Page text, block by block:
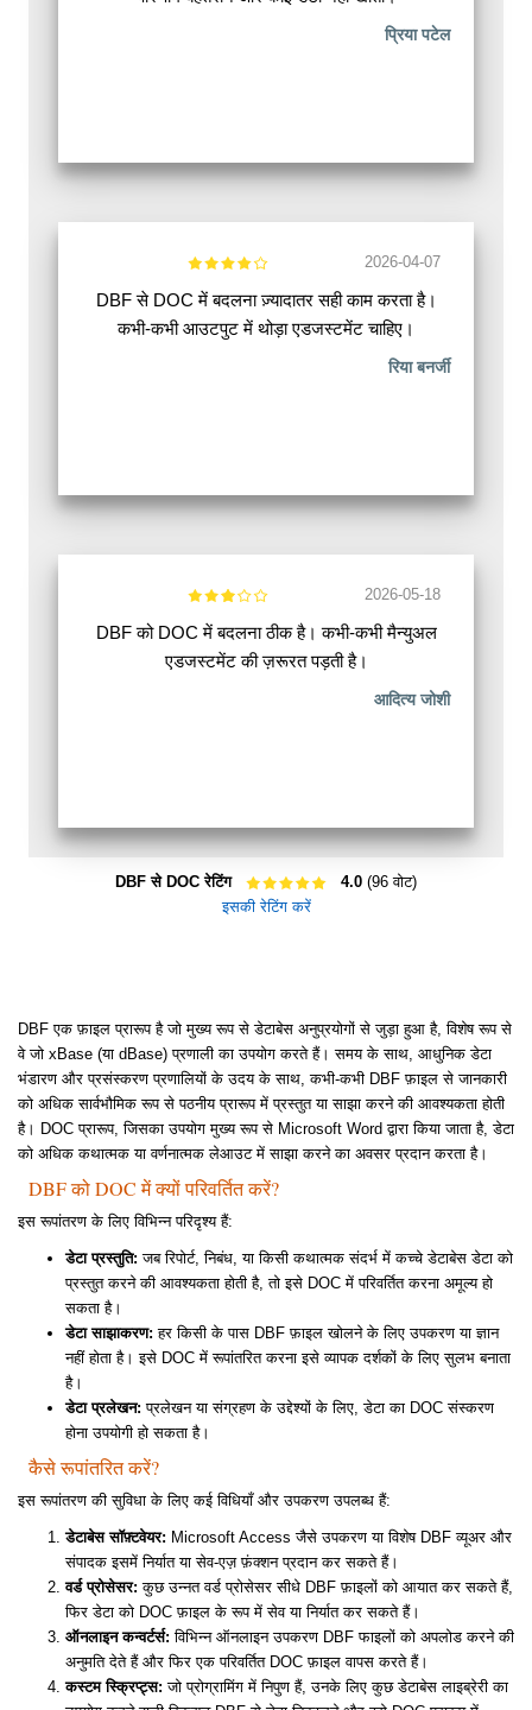
प्रिया पटेल
2026-04-07
DBF से DOC में बदलना ज़्यादातर सही काम करता है।
कभी-कभी आउटपुट में थोड़ा एडजस्टमेंट चाहिए।
रिया बनर्जी
2026-05-18
DBF को DOC में बदलना ठीक है। कभी-कभी मैन्युअल
एडजस्टमेंट की ज़रूरत पड़ती है।
आदित्य जोशी
DBF से DOC रेटिंग 4.0 (96 वोट)
इसकी रेटिंग करें
DBF एक फ़ाइल प्रारूप है जो मुख्य रूप से डेटाबेस अनुप्रयोगों से जुड़ा हुआ है, विशेष रूप से
वे जो xBase (या dBase) प्रणाली का उपयोग करते हैं। समय के साथ, आधुनिक डेटा
भंडारण और प्रसंस्करण प्रणालियों के उदय के साथ, कभी-कभी DBF फ़ाइल से जानकारी
को अधिक सार्वभौमिक रूप से पठनीय प्रारूप में प्रस्तुत या साझा करने की आवश्यकता होती
है। DOC प्रारूप, जिसका उपयोग मुख्य रूप से Microsoft Word द्वारा किया जाता है, डेटा
को अधिक कथात्मक या वर्णनात्मक लेआउट में साझा करने का अवसर प्रदान करता है।
DBF को DOC में क्यों परिवर्तित करें?
इस रूपांतरण के लिए विभिन्न परिदृश्य हैं:
डेटा प्रस्तुति: जब रिपोर्ट, निबंध, या किसी कथात्मक संदर्भ में कच्चे डेटाबेस डेटा को
प्रस्तुत करने की आवश्यकता होती है, तो इसे DOC में परिवर्तित करना अमूल्य हो
सकता है।
डेटा साझाकरण: हर किसी के पास DBF फ़ाइल खोलने के लिए उपकरण या ज्ञान
नहीं होता है। इसे DOC में रूपांतरित करना इसे व्यापक दर्शकों के लिए सुलभ बनाता
है।
डेटा प्रलेखन: प्रलेखन या संग्रहण के उद्देश्यों के लिए, डेटा का DOC संस्करण
होना उपयोगी हो सकता है।
कैसे रूपांतरित करें?
इस रूपांतरण की सुविधा के लिए कई विधियाँ और उपकरण उपलब्ध हैं:
डेटाबेस सॉफ़्टवेयर: Microsoft Access जैसे उपकरण या विशेष DBF व्यूअर और
संपादक इसमें निर्यात या सेव-एज़ फ़ंक्शन प्रदान कर सकते हैं।
वर्ड प्रोसेसर: कुछ उन्नत वर्ड प्रोसेसर सीधे DBF फ़ाइलों को आयात कर सकते हैं,
फिर डेटा को DOC फ़ाइल के रूप में सेव या निर्यात कर सकते हैं।
ऑनलाइन कन्वर्टर्स: विभिन्न ऑनलाइन उपकरण DBF फाइलों को अपलोड करने की
अनुमति देते हैं और फिर एक परिवर्तित DOC फ़ाइल वापस करते हैं।
कस्टम स्क्रिप्ट्स: जो प्रोग्रामिंग में निपुण हैं, उनके लिए कुछ डेटाबेस लाइब्रेरी का